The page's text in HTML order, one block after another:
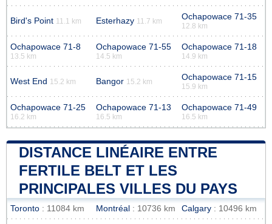
Bird's Point 11.1 km Esterhazy 11.7 km Ochapowace 71-35
12.8 km
Ochapowace 71-8
13.5 km
Ochapowace 71-55
14.5 km
Ochapowace 71-18
14.9 km
West End 15.2 km Bangor 15.2 km Ochapowace 71-15
15.9 km
Ochapowace 71-25
16.2 km
Ochapowace 71-13
16.5 km
Ochapowace 71-49
16.5 km
DISTANCE LINÉAIRE ENTRE
FERTILE BELT ET LES
PRINCIPALES VILLES DU PAYS
Toronto : 11084 km Montréal : 10736 km Calgary : 10496 km